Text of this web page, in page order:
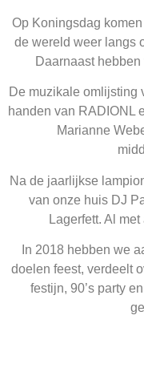
Op Koningsdag
de wereld weer langs
Daarnaast
De muzikale omlijsting
handen van RADIONL
Marianne
Na de jaarlijkse
van onze huis DJ
Lagerfett. Al
In 2018 hebben we
doelen feest, verdeelt
festijn, 90’s party